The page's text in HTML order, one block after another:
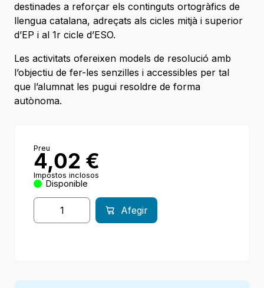
destinades a reforçar els continguts ortogràfics de
llengua catalana, adreçats als cicles mitjà i superior
d’EP i al 1r cicle d’ESO.
Les activitats ofereixen models de resolució amb
l’objectiu de fer-les senzilles i accessibles per tal
que l’alumnat les pugui resoldre de forma
autònoma.
Preu
4,02 €
Impostos inclosos
Disponible
Afegir